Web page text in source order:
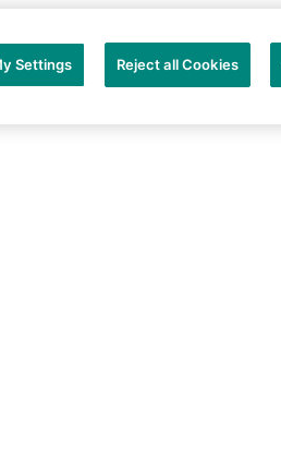
Settings Reject all Cookies